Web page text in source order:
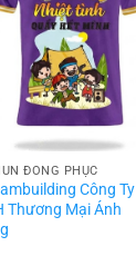
ĐỒNG PHỤC
Công Ty
Thương Mại Ánh